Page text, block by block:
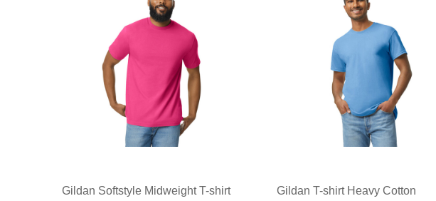
Gildan Softstyle Midweight T-shirt Gildan T-shirt Heavy Cotton